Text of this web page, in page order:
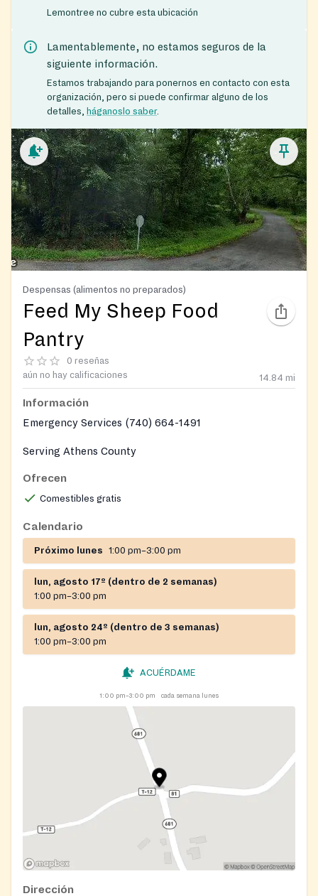
Lemontree no cubre esta ubicación
Lamentablemente, no estamos seguros de la
siguiente información.
Estamos trabajando para ponernos en contacto con esta
organización, pero si puede confirmar alguno de los
detalles, háganoslo saber.
Despensas (alimentos no preparados)
Feed My Sheep Food
Pantry
0 reseñas
aún no hay calificaciones
14.84 mi
Información
Emergency Services (740) 664-1491
Serving Athens County
Ofrecen
Comestibles gratis
Calendario
Próximo lunes 1:00 pm–3:00 pm
lun, agosto 17º (dentro de 2 semanas)
1:00 pm–3:00 pm
lun, agosto 24º (dentro de 3 semanas)
1:00 pm–3:00 pm
ACUÉRDAME
1:00 pm–3:00 pm cada semana lunes
Dirección